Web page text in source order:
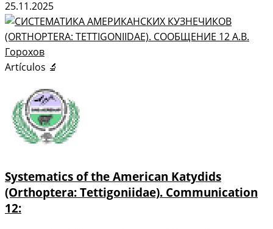
25.11.2025
Artículos 🔬
Systematics of the American Katydids
(Orthoptera: Tettigoniidae). Communication
12: